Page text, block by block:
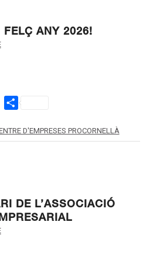
FELÇ ANY 2026!
EmailShare
D'EMPRESES PROCORNELLÀ
DE L’ASSOCIACIÓ